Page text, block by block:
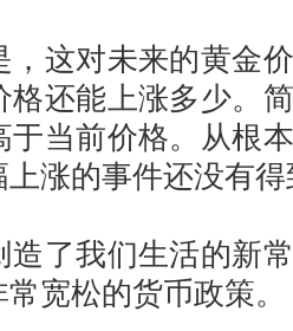
这对未来的黄金价
格还能上涨多少。
于当前价格。从根
涨的事件还没有
了我们生活的新常
宽松的货币政策。